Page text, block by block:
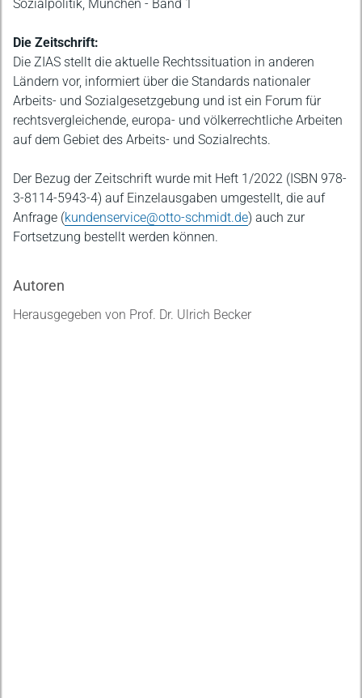
Sozialpolitik, München - Band 1
Die Zeitschrift:
Die ZIAS stellt die aktuelle Rechtssituation in anderen
Ländern vor, informiert über die Standards nationaler
Arbeits- und Sozialgesetzgebung und ist ein Forum für
rechtsvergleichende, europa- und völkerrechtliche Arbeiten
auf dem Gebiet des Arbeits- und Sozialrechts.
Der Bezug der Zeitschrift wurde mit Heft 1/2022 (ISBN 978-
3-8114-5943-4) auf Einzelausgaben umgestellt, die auf
Anfrage (kundenservice@otto-schmidt.de) auch zur
Fortsetzung bestellt werden können.
Autoren
Herausgegeben von Prof. Dr. Ulrich Becker